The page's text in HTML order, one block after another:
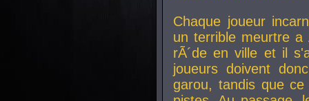
Chaque joueur
un terrible meurtre
rÃ´de en ville et il
joueurs doivent
garou, tandis que